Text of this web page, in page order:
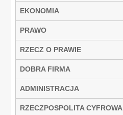
EKONOMIA
PRAWO
RZECZ O PRAWIE
DOBRA FIRMA
ADMINISTRACJA
RZECZPOSPOLITA CYFROWA